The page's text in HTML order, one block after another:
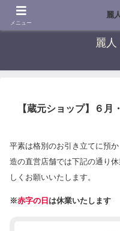
～歴史と水の
麗人
【蔵元ショップ】６
平素は格別のお引き立てに預
造の直営店舗では下記の通り
しくお願いいたします。
※赤字の日は休業いたします
メニュー
麗